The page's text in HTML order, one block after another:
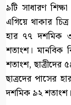
৯টি সাধারণ
এগিয়ে থাকার
হার ৭৭ দশমিক
শতাংশ। মানবিক
শতাংশ, ছাত্রীদের
ছাত্রদের পাসের
দশমিক ৯২ শতাংশ।